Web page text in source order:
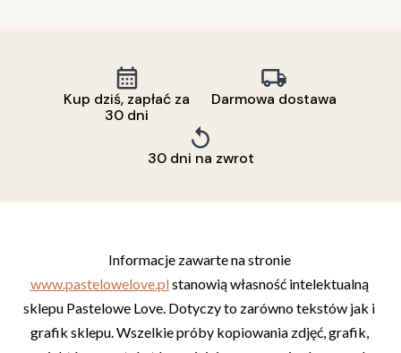
Kup dziś, zapłać za
30 dni
Darmowa dostawa
30 dni na zwrot
Informacje zawarte na stronie
www.pastelowelove.pl stanowią własność intelektualną
sklepu Pastelowe Love. Dotyczy to zarówno tekstów jak i
grafik sklepu. Wszelkie próby kopiowania zdjęć, grafik,